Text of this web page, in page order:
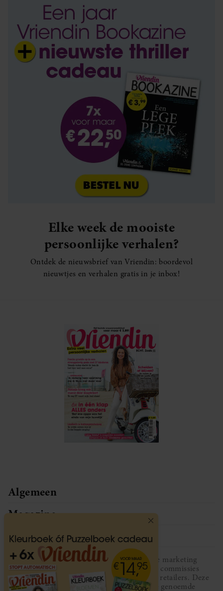
Elke week de mooiste
persoonlijke verhalen?
Ontdek de nieuwsbrief van Vriendin: boordevol
nieuwtjes en verhalen gratis in je inbox!
Algemeen
Magazine
Service
Vriendin participeert in diverse affiliate marketing
programma’s, dat houdt in dat Vriendin commissies
ontvangt voor aankopen middels links van retailers. Deze
website wordt niet gesponsord door de genoemde